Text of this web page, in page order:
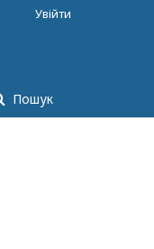
Пошук
Увійти